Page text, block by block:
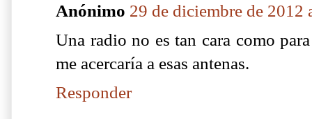
Anónimo 29 de diciembre de 2012
Una radio no es tan cara como
me acercaría a esas antenas.
Responder